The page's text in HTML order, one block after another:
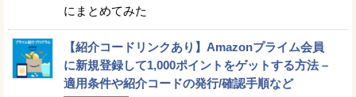
にまとめてみた
【紹介コードリンクあり】Amazonプライム会員
に新規登録して1,000ポイントをゲットする方法 –
適用条件や紹介コードの発行/確認手順など